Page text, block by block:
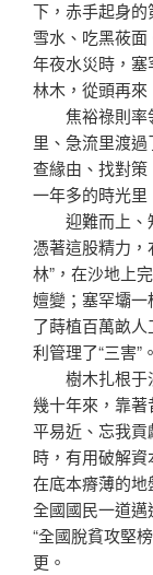
下，赤手起身
雪水、吃黑莜面
年夜水災時，
林木，從頭再來
焦裕祿則率領
里、急流里渡過
查緣由、找對
一年多的時光里
迎難而上、
憑著這股精力，
林”，在沙地上
嬗變；塞罕壩一
了蒔植百萬畝人
利管理了“三害”。
樹木扎根于沙
幾十年來，靠著
平易近、忘我貢
時，有用破解資
在底本瘠薄的
全國國民一道
“全國脫貧攻堅
更。